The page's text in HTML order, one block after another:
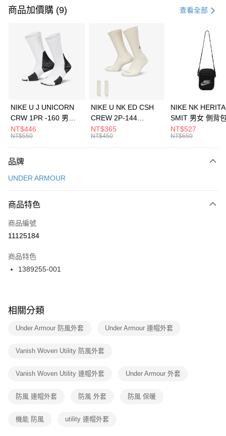
信用卡一次付款
3 期 0 利率 每期 21家銀行
合作金庫商業銀行
第一商業銀行
華南商業銀行
彰化商業銀行
上海商業儲蓄銀行
元大商業銀行
台灣樂天信用卡公司
Apple Pay
全盈+PAY
AFTEE先享後付
【關於「AFTEE先享後付」】
便利好安心！
３．安心：先確認商品／服務後，再付款。
【「AFTEE先享後付」結帳流程】
１．於結帳方式選擇「AFTEE先享後付」後，將跳轉至「AFTEE先享後付」
２．訂單成立數日內，您將收到繳費通知簡訊。
３．收到繳費通知簡訊後14天內，點擊此簡訊中的連結，可透過四大超商／
ATM／網路銀行／等多元方式進行付款，方視為交易完成。
※ 交易是否成功請以「AFTEE先享後付 」之結帳頁面顯示為準，若有關於
是否繳費成功／繳費後需取消欲退款等相關疑問，請聯繫「AFTEE先享後付
客戶支援中心」https://netprotections.freshdesk.com/support/home
１．透過由恩沛科技股份有限公司提供之「AFTEE先享後付」服務完成之交
權轉讓予恩沛科技股份有限公司。
３．未成年的使用者請事先徵得法定代理人或監護人之同意方可使用
任。
運送方式
每筆NT$100，滿NT$1,500(含以上)免運費
宅配
每筆NT$100，滿NT$1,500(含以上)免運費
付款後門市自取
每筆NT$100，滿NT$1,500(含以上)免運費
商品加價購 (9) 查看全部
NIKE U J UNICORN
CRW 1PR -160 男女
中統襪 FZ3393100
NT$446
NT$550
NIKE U NK ED CSH
CREW 2P-144
EMBRDY 男女 短統襪
FZ3073133
NT$365
NT$450
NIKE NK
SMIT 男女 側背
BA5871010
NT$527
NT$650
品牌
UNDER ARMOUR
商品特色
商品編號
11125184
商品特色
1389255-001
相關分類
Under Armour 防風外套 Under Armour 連帽外套
Vanish Woven Utility 防風外套
Vanish Woven Utility 連帽外套 Under Armour 外套
防風 連帽外套 防風 外套 防風 保暖
機能 防風 utility 連帽外套